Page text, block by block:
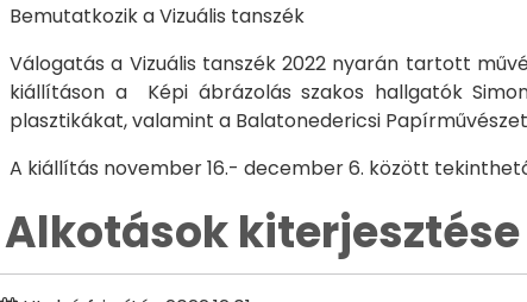
Bemutatkozik a Vizuális tanszék
Válogatás a Vizuális tanszék 2022 nyarán tartott
kiállításon a Képi ábrázolás szakos hallgatók
plasztikákat, valamint a Balatonedericsi
A kiállítás november 16.- december 6. között
Alkotások kiterjesztése